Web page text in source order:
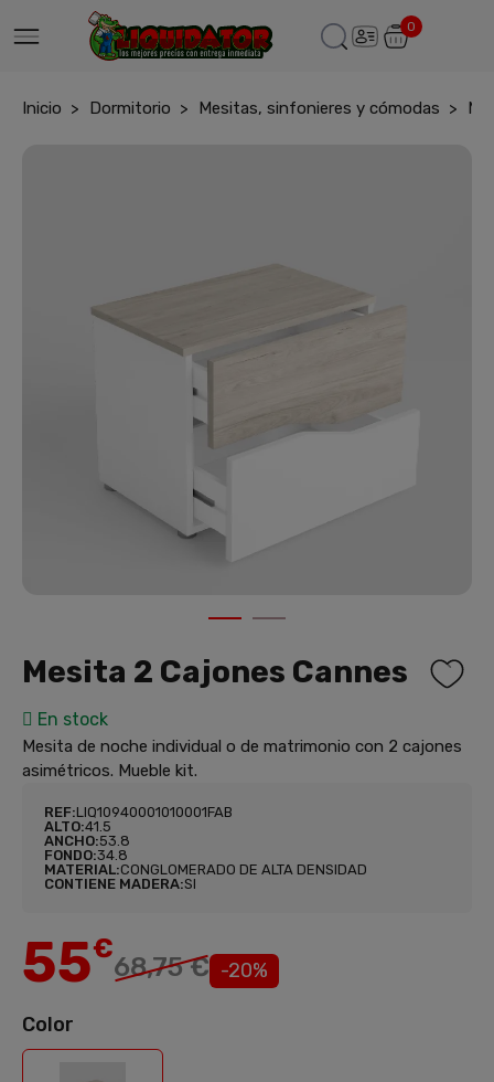
0
Inicio Dormitorio Mesitas, sinfonieres y cómodas
Mesita 2 Cajones Cannes
En stock
Mesita de noche individual o de matrimonio con 2 cajones
asimétricos. Mueble kit.
REF:LIQ10940001010001FAB
ALTO:41.5
ANCHO:53.8
FONDO:34.8
MATERIAL:CONGLOMERADO DE ALTA DENSIDAD
CONTIENE MADERA:SI
55€
68,75 € -20%
Color